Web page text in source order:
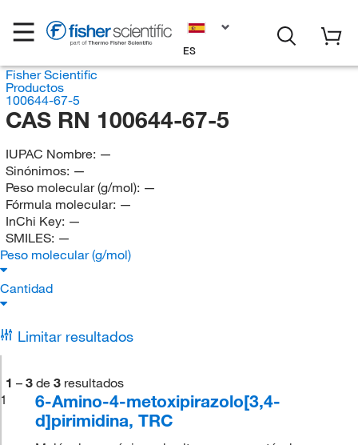
ES
Fisher Scientific
Productos
100644-67-5
CAS RN 100644-67-5
IUPAC Nombre: —
Sinónimos: —
Peso molecular (g/mol): —
Fórmula molecular: —
InChi Key: —
SMILES: —
Peso molecular (g/mol)
Cantidad
Limitar resultados
1 – 3 de 3 resultados
1
6-Amino-4-metoxipirazolo[3,4-
d]pirimidina, TRC